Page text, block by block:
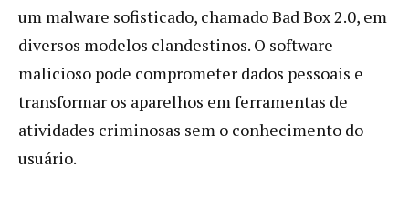
um malware sofisticado, chamado Bad Box 2.0, em
diversos modelos clandestinos. O software
malicioso pode comprometer dados pessoais e
transformar os aparelhos em ferramentas de
atividades criminosas sem o conhecimento do
usuário.